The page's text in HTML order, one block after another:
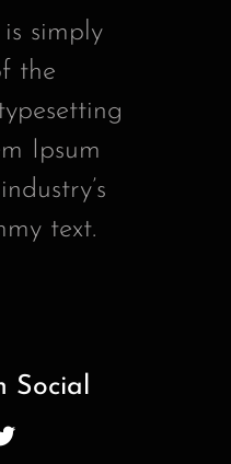
simply
the
Ipsum
text.
Social